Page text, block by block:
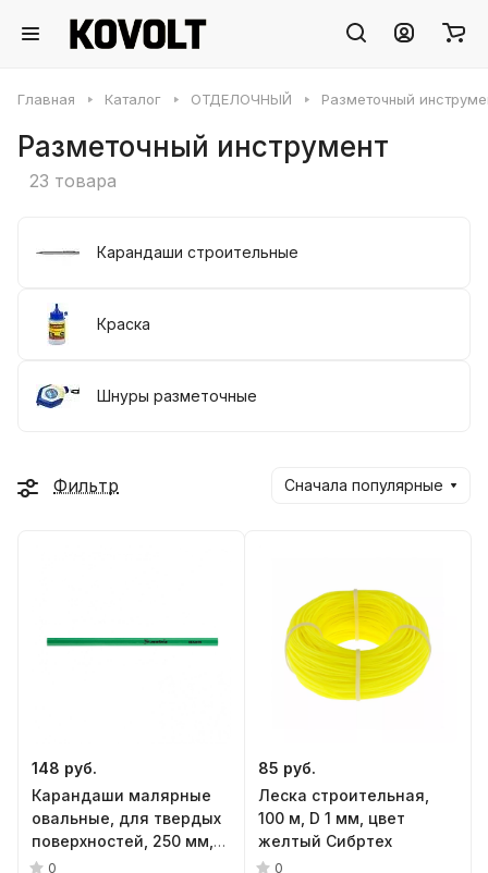
Главная Каталог ОТДЕЛОЧНЫЙ Разметочный
Разметочный инструмент
23 товара
Карандаши строительные
Краска
Шнуры разметочные
Фильтр Сначала популярные
148 руб.
Карандаши малярные
овальные, для твердых
поверхностей, 250 мм,
коробка 12 шт Matrix
0
85 руб.
Леска строительная,
100 м, D 1 мм, цвет
желтый Сибртех
0